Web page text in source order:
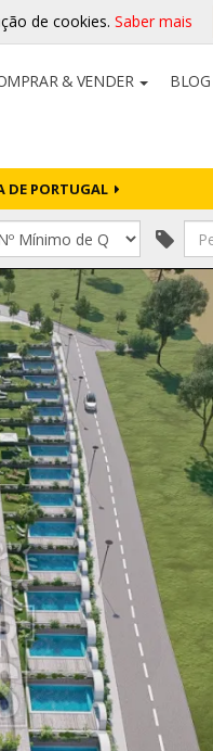
de cookies. Saber mais
& VENDER BLOG
DE PORTUGAL